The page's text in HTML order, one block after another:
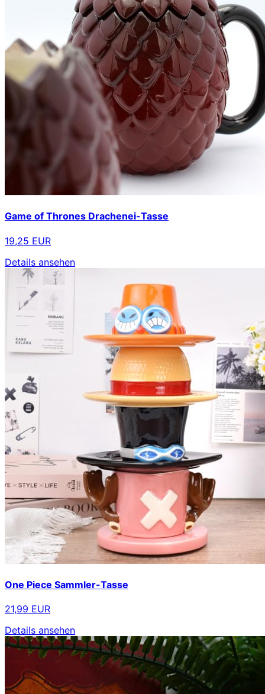
Game of Thrones Drachenei-Tasse
19,25 EUR
Details ansehen
One Piece Sammler-Tasse
21,99 EUR
Details ansehen